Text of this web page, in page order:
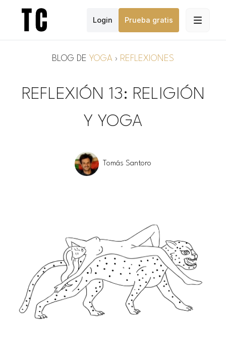
Login Prueba gratis
BLOG DE YOGA › REFLEXIONES
REFLEXIÓN 13: RELIGIÓN
Y YOGA
Tomás Santoro